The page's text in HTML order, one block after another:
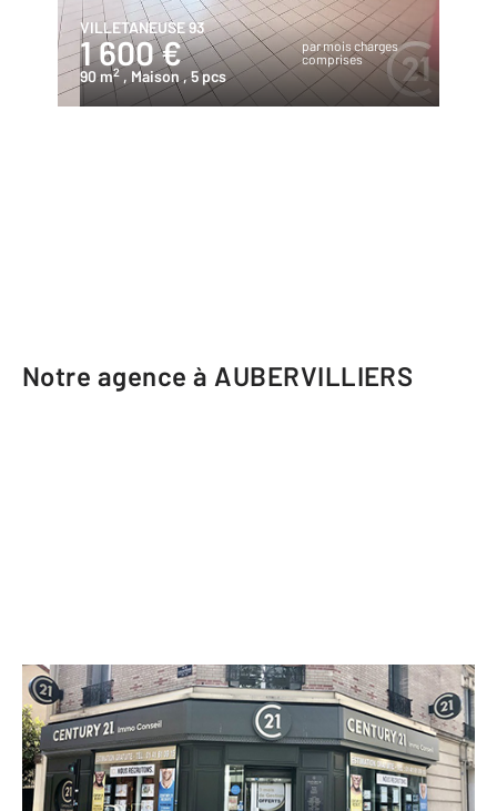
VILLETANEUSE 93
1 600 €
par mois charges
comprises
90 m2 , Maison , 5 pcs
Notre agence à AUBERVILLIERS
CENTURY 21 Immo Conseil
4 rue Achille Domart
AUBERVILLIERS - 93300